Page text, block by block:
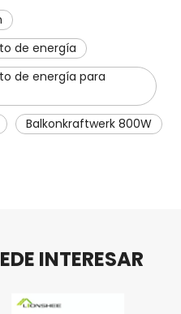
de energía
de energía para
Balkonkraftwerk 800W
INTERESAR